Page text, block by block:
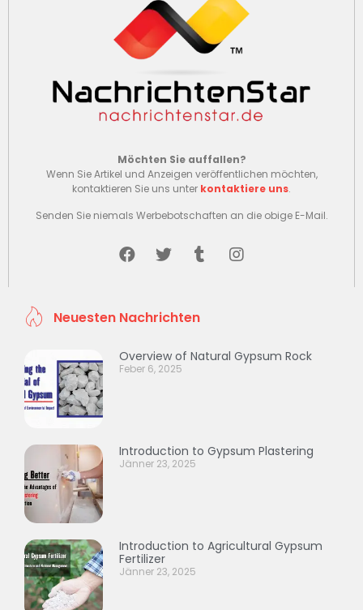
Möchten Sie auffallen?
Wenn Sie Artikel und Anzeigen veröffentlichen möchten,
kontaktieren Sie uns unter kontaktiere uns.
Senden Sie niemals Werbebotschaften an die obige E-Mail.
Neuesten Nachrichten
Overview of Natural Gypsum Rock
Feber 6, 2025
Introduction to Gypsum Plastering
Jänner 23, 2025
Introduction to Agricultural Gypsum
Fertilizer
Jänner 23, 2025